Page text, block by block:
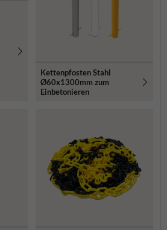
Kettenpfosten Stahl
Ø60x1300mm zum
Einbetonieren